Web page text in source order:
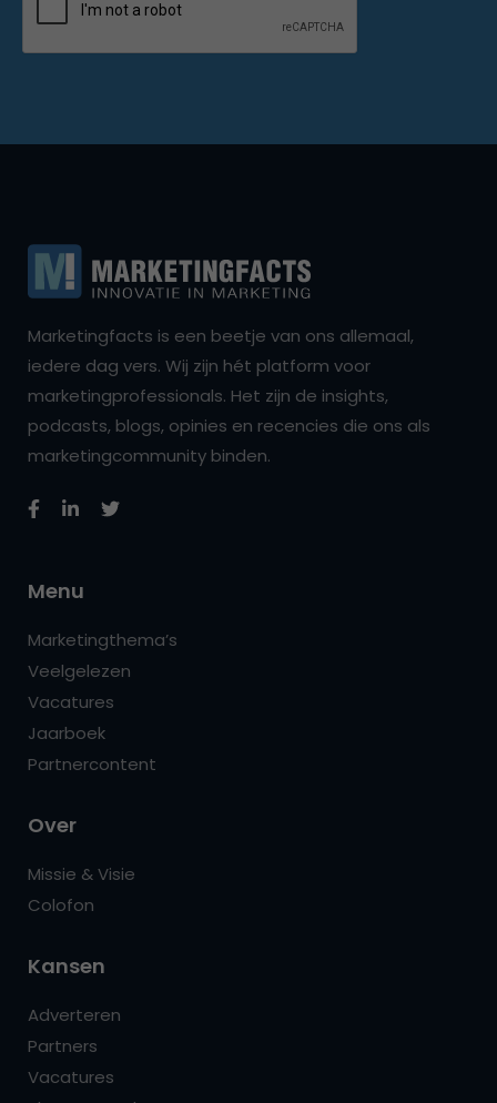
Marketingfacts is een beetje van ons allemaal,
iedere dag vers. Wij zijn hét platform voor
marketingprofessionals. Het zijn de insights,
podcasts, blogs, opinies en recencies die ons als
marketingcommunity binden.
Menu
Marketingthema’s
Veelgelezen
Vacatures
Jaarboek
Partnercontent
Over
Missie & Visie
Colofon
Kansen
Adverteren
Partners
Vacatures